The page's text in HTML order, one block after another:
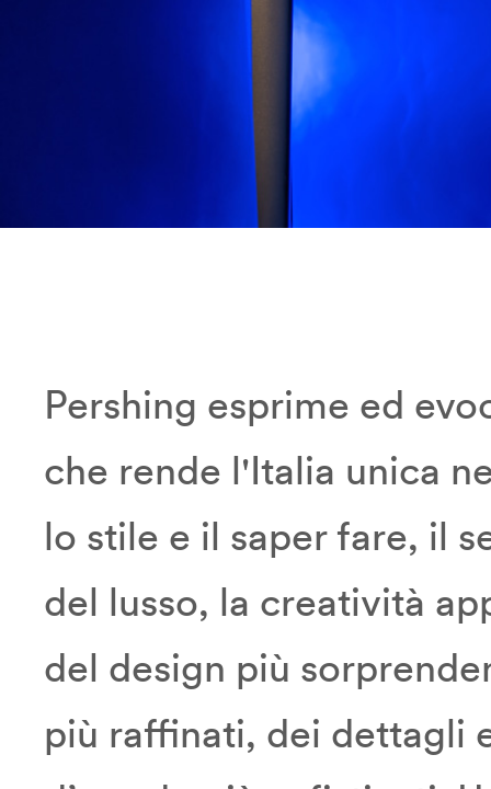
Pershing esprime ed
che rende l'Italia unica
lo stile e il saper fare, il
del lusso, la creatività
del design più
più raffinati, dei dettagli